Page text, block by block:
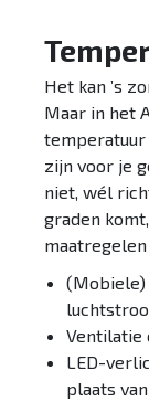
Het kan ’s
Maar in het
temperatuur
zijn voor je
niet, wél
graden
maatregelen
(Mobiele)
Ventilatie
LED-
plaats